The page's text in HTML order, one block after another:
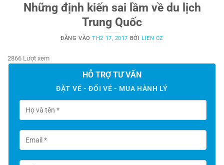
Những định kiến sai lầm về du lịch
Trung Quốc
ĐĂNG VÀOTH2 17, 2017 BỞI LIEN CZ
2866 Lượt xem
HỖ TRỢ TƯ VẤN
ĐẶT VÉ - ĐỔI VÉ - MUA HÀNH LÝ